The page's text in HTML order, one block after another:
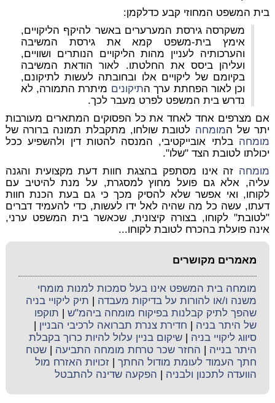
בית המשפט המחוזי קבע כדלקמן:
משקרסה גירסת המערערים באשר להיקף הליקויים,
אימץ בית-משפט קמא את גירסת המשיבה
והערכותיה לעניין מהות הליקויים הנותרים ושוויים,
ועליהן ביסס את החלטתו. לאור הודאת המשיבה
בקיומם של ליקויים אלו ובחובתה לעשות לתיקונם,
וכן לאור הפחתת ערך התיקונים מיתרת התמורה, לא
נדרש בית המשפט לפרט מעבר לכך.
אם מצרפים אחד לאחד את כל הפסוקים המתארים מעורבות
יתר של המומחה לטובת שולחו, מתקבלת תמונה ברורה של
מומחה בלתי אובייקטיבי, המנסה להטות דין ולהשפיע ככל
יכולתו לטובת הצד "שלו".
מומחה זה אינו מסתפק בהצגת חוות דעת מקצועית והגנה
עליה, אלא גם פועל מחוץ למסגרת, על מנת להיטיב עם
לקוחו, ואי אפשר שלא להסיק מכך כי גם בעת הכנת חוות
דעתו, עשה כל מה שהיה לאל ידו לעשות, כדי להעמיד דברים
"לטובת" לקוחו, בצורה קיצונית, שכאשר בית המשפט ערני,
אינה פועלת בהכרח לטובת לקוחו...
מאמרים מקושרים
מומחה בית המשפט אינו בעל סמכות למנות מומחי
משנה ו/או להורות על בדיקות מעבדה
תיק ליקויי בניה
שהפך לתיק קבלנות בפיקוח מומחה ביהמ"ש
תוקפו
של היתר בניה
חדירת צנרת תברואה לרכיבי הבניין
סיווג ליקויי בניה |שיקום בניין עלול להיות כרוך בקבלת
היתר בנייה
החזר שכר טרחת מומחה התביעה |שטח
חתך העמוד לעומת מודול החתך |זכויות האזרח מול
הוועדה לתכנון ולבניה
הפקעה שדינה להתבטל